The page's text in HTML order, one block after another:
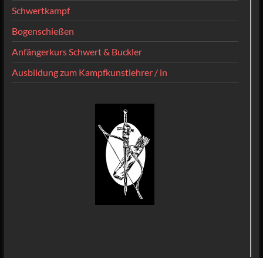
Schwertkampf
Bogenschießen
Anfängerkurs Schwert & Buckler
Ausbildung zum Kampfkunstlehrer / in